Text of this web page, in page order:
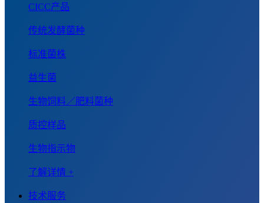
CICC产品
传统发酵菌种
标准菌株
益生菌
生物饲料／肥料菌种
质控样品
生物指示物
了解详情 +
技术服务